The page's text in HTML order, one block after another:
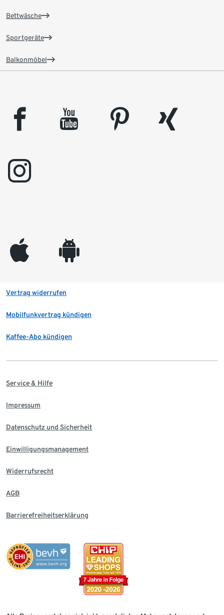
Bettwäsche
Sportgeräte
Balkonmöbel
facebook youtube pinterest
xing
instagram
appleinc android
Vertrag widerrufen
Mobilfunkvertrag kündigen
Kaffee-Abo kündigen
Service & Hilfe
Impressum
Datenschutz und Sicherheit
Einwilligungsmanagement
Widerrufsrecht
AGB
Barrierefreiheitserklärung